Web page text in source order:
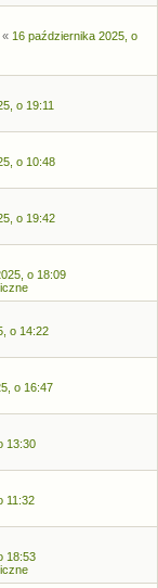
« 16 października 2025, o
o 19:11
o 10:48
o 19:42
o 18:09
o 14:22
o 16:47
13:30
11:32
18:53